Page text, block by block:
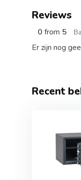
Reviews
0 from 5
Er zijn nog
Recent